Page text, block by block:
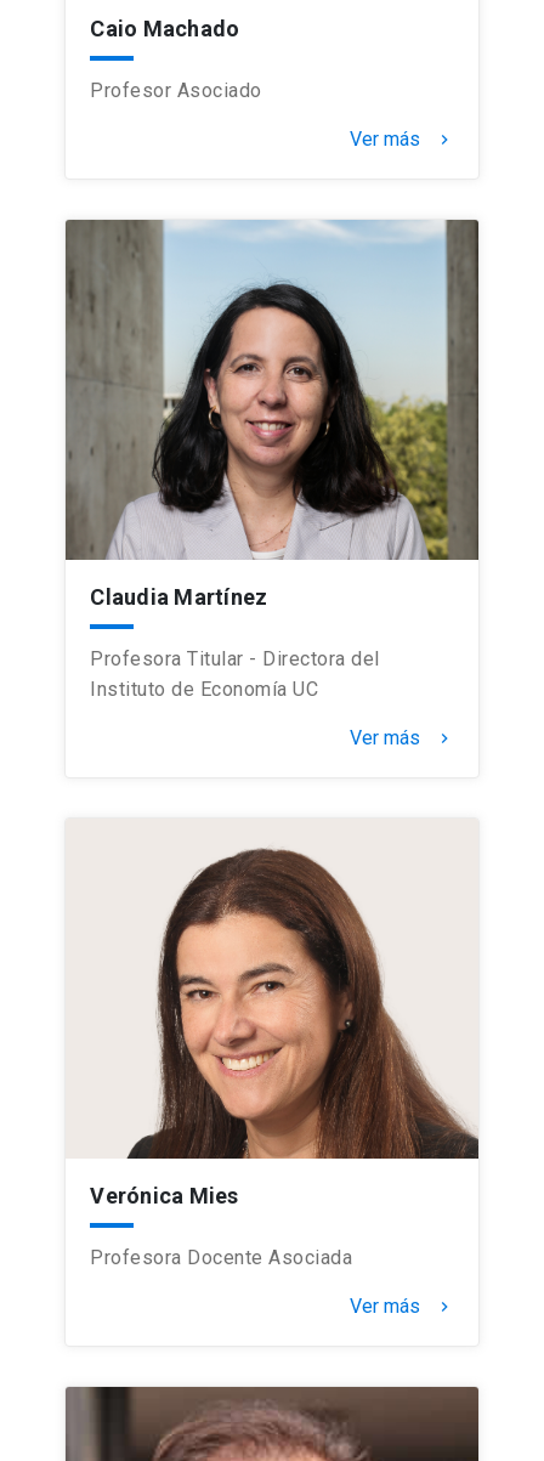
Caio Machado
Profesor Asociado
Ver más keyboard_arrow_right
Claudia Martínez
Profesora Titular - Directora del
Instituto de Economía UC
Ver más keyboard_arrow_right
Verónica Mies
Profesora Docente Asociada
Ver más keyboard_arrow_right